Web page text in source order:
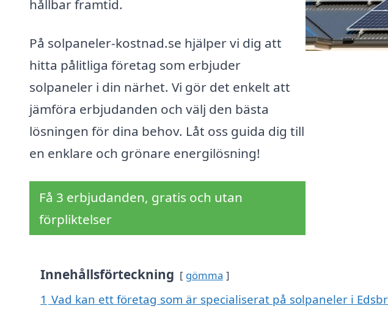
hållbar framtid.
På solpaneler-kostnad.se hjälper vi dig att
hitta pålitliga företag som erbjuder
solpaneler i din närhet. Vi gör det enkelt att
jämföra erbjudanden och välj den bästa
lösningen för dina behov. Låt oss guida dig till
en enklare och grönare energilösning!
Få 3 erbjudanden, gratis och utan
förpliktelser
Innehållsförteckning gömma
1 Vad kan ett företag som är specialiserat på solpaneler i